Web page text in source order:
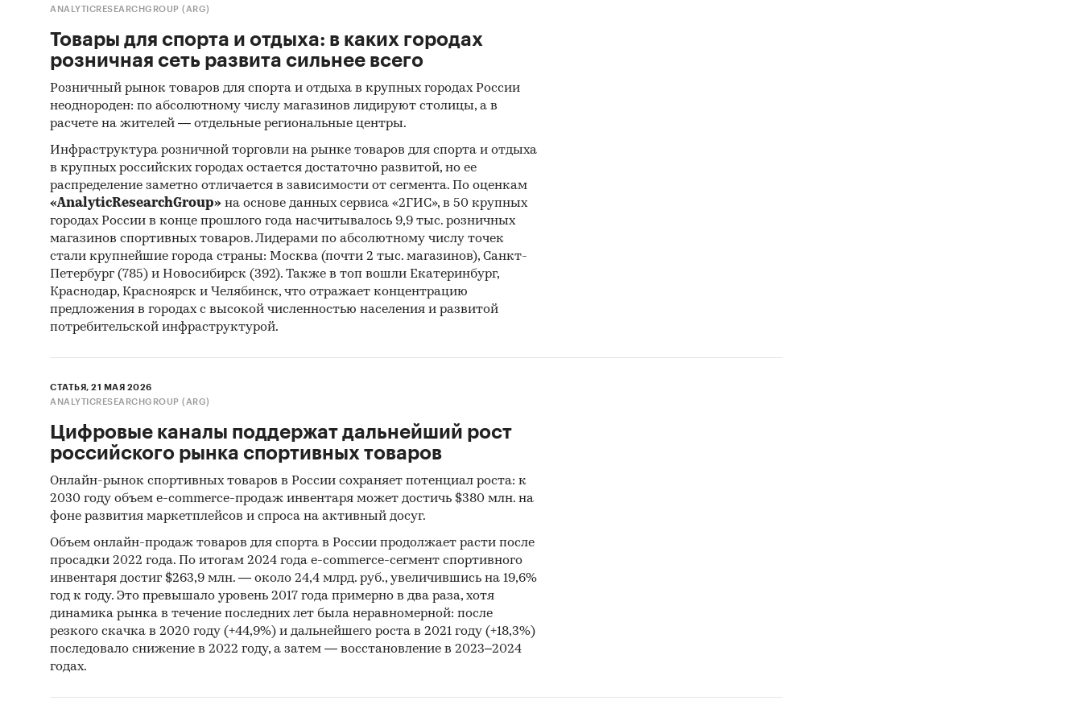
издания, аналитические обзоры.
Ресурсы сети Интернет в России и мире.
Экспертные опросы.
Материалы участников отечественного и мирового рынков.
Результаты исследований маркетинговых и консалтинговых
агентств.
Материалы отраслевых учреждений и базы данных.
Результаты ценовых мониторингов.
Материалы и базы данных статистики ООН (United Nations
Statistics Division: Commodity Trade Statistics, Industrial
Commodity Statistics, Food and Agriculture Organization и др.).
Материалы Организации экономического сотрудничества и
развития (Organization for Economic Cooperation and
Development).
Материалы International Trade Centre.
Материалы Index Mundi.
Результаты исследований DISCOVERY Research Group.
Объем и структура выборки
Процедура контент-анализа документов не предполагает расчета
объема выборочной совокупности. Обработке и анализу подлежат
ANALYTICRESEARCHGROUP (ARG)
Товары для спорта и отдыха: в каких городах
розничная сеть развита сильнее всего
Розничный рынок товаров для спорта и отдыха в крупных городах России
неоднороден: по абсолютному числу магазинов лидируют столицы, а в
расчете на жителей — отдельные региональные центры.
Инфраструктура розничной торговли на рынке товаров для спорта и отдыха
в крупных российских городах остается достаточно развитой, но ее
распределение заметно отличается в зависимости от сегмента. По оценкам
«AnalyticResearchGroup» на основе данных сервиса «2ГИС», в 50 крупных
городах России в конце прошлого года насчитывалось 9,9 тыс. розничных
магазинов спортивных товаров. Лидерами по абсолютному числу точек
стали крупнейшие города страны: Москва (почти 2 тыс. магазинов), Санкт-
Петербург (785) и Новосибирск (392). Также в топ вошли Екатеринбург,
Краснодар, Красноярск и Челябинск, что отражает концентрацию
предложения в городах с высокой численностью населения и развитой
потребительской инфраструктурой.
СТАТЬЯ, 21 МАЯ 2026
ANALYTICRESEARCHGROUP (ARG)
Цифровые каналы поддержат дальнейший рост
российского рынка спортивных товаров
Онлайн-рынок спортивных товаров в России сохраняет потенциал роста: к
2030 году объем e-commerce-продаж инвентаря может достичь $380 млн. на
фоне развития маркетплейсов и спроса на активный досуг.
Объем онлайн-продаж товаров для спорта в России продолжает расти после
просадки 2022 года. По итогам 2024 года e-commerce-сегмент спортивного
инвентаря достиг $263,9 млн. — около 24,4 млрд. руб., увеличившись на 19,6%
год к году. Это превышало уровень 2017 года примерно в два раза, хотя
динамика рынка в течение последних лет была неравномерной: после
резкого скачка в 2020 году (+44,9%) и дальнейшего роста в 2021 году (+18,3%)
последовало снижение в 2022 году, а затем — восстановление в 2023–2024
годах.